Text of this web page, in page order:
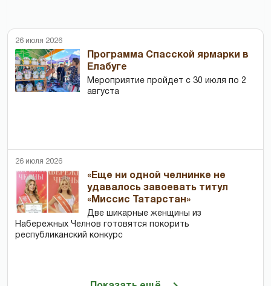
26 июля 2026
Программа Спасской ярмарки в
Елабуге
Мероприятие пройдет с 30 июля по 2
августа
26 июля 2026
«Еще ни одной челнинке не
удавалось завоевать титул
«Миссис Татарстан»
Две шикарные женщины из
Набережных Челнов готовятся покорить
республиканский конкурс